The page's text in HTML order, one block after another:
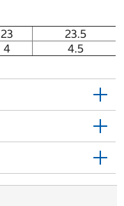
23
23.5
4 4.5